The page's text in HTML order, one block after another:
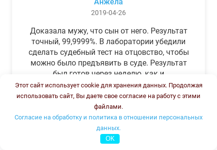
Анжела
2019-04-26
Доказала мужу, что сын от него. Результат
точный, 99,9999%. В лаборатории убедили
сделать судебный тест на отцовство, чтобы
можно было предъявить в суде. Результат
был готов через неделю, как и
обещали.Теперь муж бегает и извиняется.
Этот сайт использует cookie для хранения данных. Продолжая
использовать сайт, Вы даете свое согласие на работу с этими
файлами.
Согласие на обработку и политика в отношении персональных
данных.
OK